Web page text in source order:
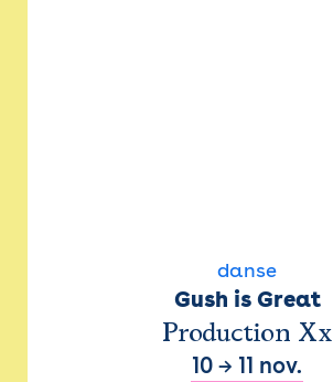
danse
Gush is Great
Production Xx
10 → 11 nov.